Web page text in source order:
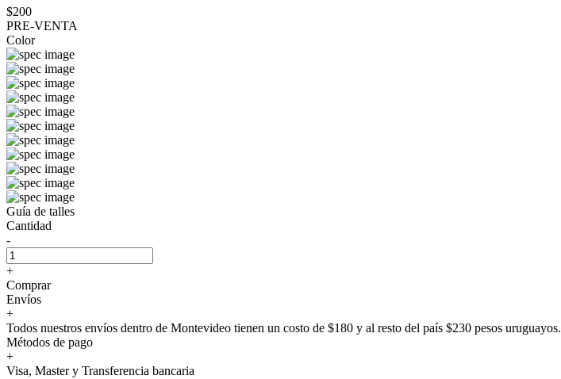
$200
PRE-VENTA
Color
Guía de talles
Cantidad
-
+
Comprar
Envíos
+
Todos nuestros envíos dentro de Montevideo tienen un costo de $180 y al resto del país $230 pesos uruguayos.
Métodos de pago
+
Visa, Master y Transferencia bancaria